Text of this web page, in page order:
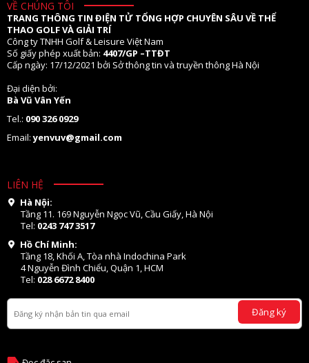
VỀ CHÚNG TÔI
TRANG THÔNG TIN ĐIỆN TỬ TỔNG HỢP CHUYÊN SÂU VỀ THỂ
THAO GOLF VÀ GIẢI TRÍ
Công ty TNHH Golf & Leisure Việt Nam
Số giấy phép xuất bản: 4407/GP –TTĐT
Cấp ngày: 17/12/2021 bởi Sở thông tin và truyền thông Hà Nội
Đại diện bởi:
Bà Vũ Vân Yến
Tel.: 090 326 0929
Email:yenvuv@gmail.com
LIÊN HỆ
Hà Nội:
Tầng 11. 169 Nguyễn Ngọc Vũ, Cầu Giấy, Hà Nội
Tel: 0243 747 3517
Hồ Chí Minh:
Tầng 18, Khối A, Tòa nhà Indochina Park
4 Nguyễn Đình Chiểu, Quận 1, HCM
Tel: 028 6672 8400
Đăng ký